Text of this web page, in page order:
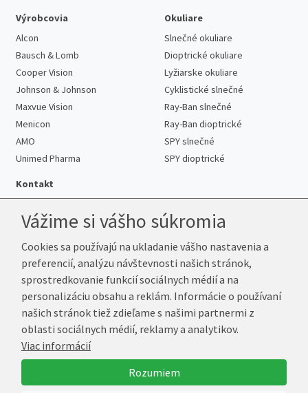
Výrobcovia
Alcon
Bausch & Lomb
Cooper Vision
Johnson & Johnson
Maxvue Vision
Menicon
AMO
Unimed Pharma
Okuliare
Slnečné okuliare
Dioptrické okuliare
Lyžiarske okuliare
Cyklistické slnečné
Ray-Ban slnečné
Ray-Ban dioptrické
SPY slnečné
SPY dioptrické
Kontakt
Telefón:+421 222 205 863
E-mail:info@k-sosovky.sk
Reklamačná adresa
Andrea Votavová
Revoluční 1017
290 01 Poděbrady
Česká republika
Vážime si vášho súkromia
Cookies sa používajú na ukladanie vášho nastavenia a
preferencií, analýzu návštevnosti našich stránok,
sprostredkovanie funkcií sociálnych médií a na
personalizáciu obsahu a reklám. Informácie o používaní
našich stránok tiež zdieľame s našimi partnermi z
oblasti sociálnych médií, reklamy a analytikov.
Viac informácií
Rozumiem